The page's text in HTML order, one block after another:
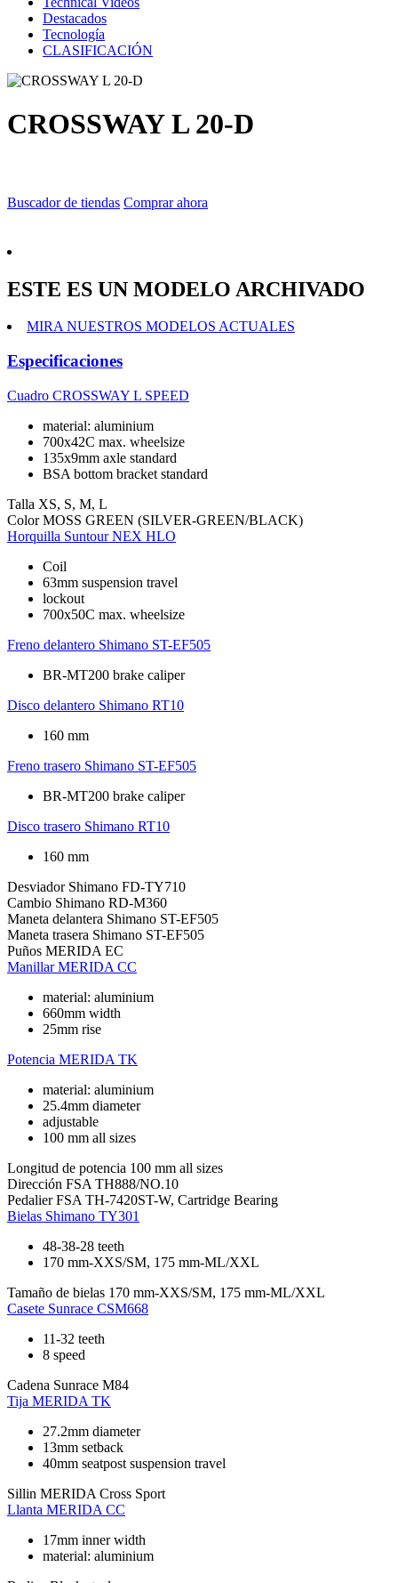
Destacados
Tecnología
CLASIFICACIÓN
CROSSWAY L 20-D
Buscador de tiendas Comprar ahora
ESTE ES UN MODELO ARCHIVADO
MIRA NUESTROS MODELOS ACTUALES
Especificaciones
Cuadro CROSSWAY L SPEED
material: aluminium
700x42C max. wheelsize
135x9mm axle standard
BSA bottom bracket standard
Talla XS, S, M, L
Color MOSS GREEN (SILVER-GREEN/BLACK)
Horquilla Suntour NEX HLO
Coil
63mm suspension travel
lockout
700x50C max. wheelsize
Freno delantero Shimano ST-EF505
BR-MT200 brake caliper
Disco delantero Shimano RT10
160 mm
Freno trasero Shimano ST-EF505
BR-MT200 brake caliper
Disco trasero Shimano RT10
160 mm
Desviador Shimano FD-TY710
Cambio Shimano RD-M360
Maneta delantera Shimano ST-EF505
Maneta trasera Shimano ST-EF505
Puños MERIDA EC
Manillar MERIDA CC
material: aluminium
660mm width
25mm rise
Potencia MERIDA TK
material: aluminium
25.4mm diameter
adjustable
100 mm all sizes
Longitud de potencia 100 mm all sizes
Dirección FSA TH888/NO.10
Pedalier FSA TH-7420ST-W, Cartridge Bearing
Bielas Shimano TY301
48-38-28 teeth
170 mm-XXS/SM, 175 mm-ML/XXL
Tamaño de bielas 170 mm-XXS/SM, 175 mm-ML/XXL
Casete Sunrace CSM668
11-32 teeth
8 speed
Cadena Sunrace M84
Tija MERIDA TK
27.2mm diameter
13mm setback
40mm seatpost suspension travel
Sillin MERIDA Cross Sport
Llanta MERIDA CC
17mm inner width
material: aluminium